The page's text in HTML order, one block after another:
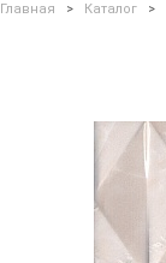
Главная > Каталог >